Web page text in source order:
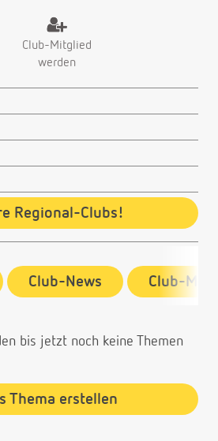
Club-Mitglied
werden
Regional-Clubs!
Club-News Club-
bis jetzt noch keine Themen
Thema erstellen